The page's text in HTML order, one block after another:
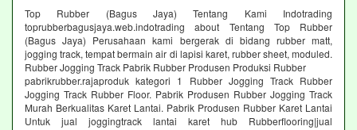
Top Rubber (Bagus Jaya) Tentang Kami Indotrading
toprubberbagusjaya.web.indotrading about Tentang Top Rubber
(Bagus Jaya) Perusahaan kami bergerak di bidang rubber matt,
jogging track, tempat bermain air di lapisi karet, rubber sheet, moduled.
Rubber Jogging Track Pabrik Rubber Produsen Produksi Rubber
pabrikrubber.rajaproduk kategori 1 Rubber Jogging Track Rubber
Jogging Track Rubber Floor. Pabrik Produsen Rubber Jogging Track
Murah Berkualitas Karet Lantai. Pabrik Produsen Rubber Karet Lantai
Untuk jual joggingtrack lantai karet hub Rubberflooring|jual